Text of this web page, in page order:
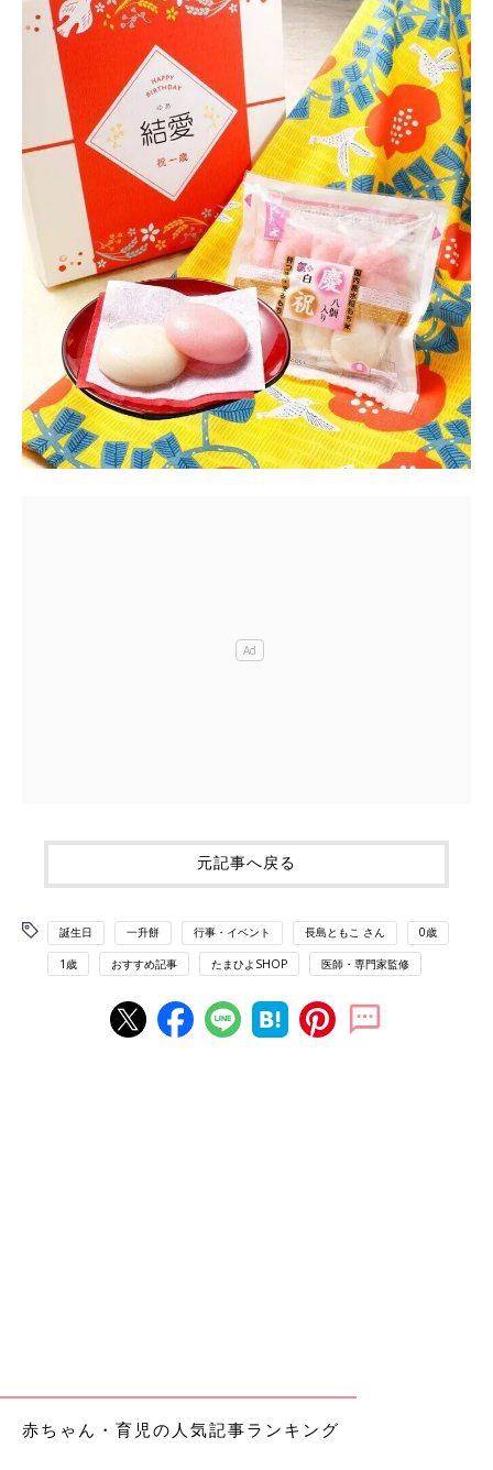
元記事へ戻る
誕生日 一升餅 行事・イベント 長島ともこ さん 0歳
1歳 おすすめ記事 たまひよSHOP 医師・専門家監修
赤ちゃん・育児の人気記事ランキング